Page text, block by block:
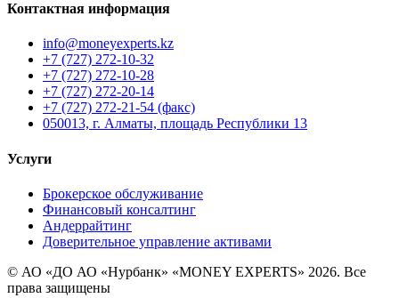
Контактная информация
info@moneyexperts.kz
+7 (727) 272-10-32
+7 (727) 272-10-28
+7 (727) 272-20-14
+7 (727) 272-21-54 (факс)
050013, г. Алматы, площадь Республики 13
Услуги
Брокерское обслуживание
Финансовый консалтинг
Андеррайтинг
Доверительное управление активами
© АО «ДО АО «Нурбанк» «MONEY EXPERTS» 2026. Все
права защищены